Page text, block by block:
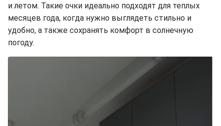
и летом. Такие очки идеально подходят для теплых
месяцев года, когда нужно выглядеть стильно и
удобно, а также сохранять комфорт в солнечную
погоду.